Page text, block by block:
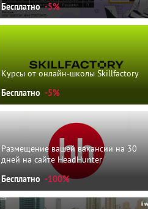
Бесплатно -5%
Курсы от онлайн-школы Skillfactory
Бесплатно -5%
Размещение вашей вакансии на 30
дней на сайте HeadHunter
Бесплатно -100%